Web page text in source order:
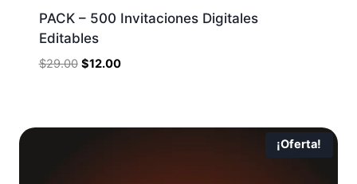
PACK – 500 Invitaciones Digitales
Editables
$29.00 $12.00
¡Oferta!